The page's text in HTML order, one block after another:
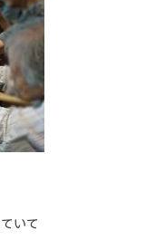
いて